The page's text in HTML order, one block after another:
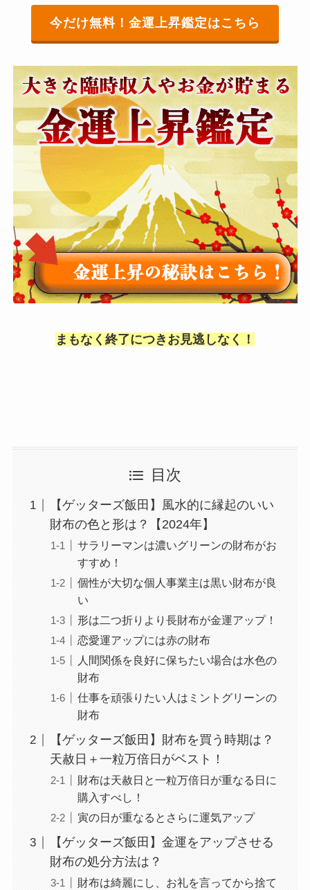
今だけ無料！金運上昇鑑定はこちら
まもなく終了につきお見逃しなく！
目次
【ゲッターズ飯田】風水的に縁起のいい
財布の色と形は？【2024年】
サラリーマンは濃いグリーンの財布がお
すすめ！
個性が大切な個人事業主は黒い財布が良
い
形は二つ折りより長財布が金運アップ！
恋愛運アップには赤の財布
人間関係を良好に保ちたい場合は水色の
財布
仕事を頑張りたい人はミントグリーンの
財布
【ゲッターズ飯田】財布を買う時期は？
天赦日＋一粒万倍日がベスト！
財布は天赦日と一粒万倍日が重なる日に
購入すべし！
寅の日が重なるとさらに運気アップ
【ゲッターズ飯田】金運をアップさせる
財布の処分方法は？
財布は綺麗にし、お礼を言ってから捨て